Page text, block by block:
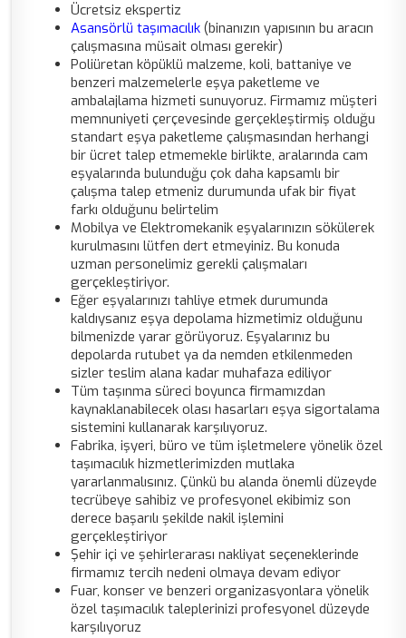
Ücretsiz ekspertiz
Asansörlü taşımacılık(binanızın yapısının bu aracın
çalışmasına müsait olması gerekir)
Poliüretan köpüklü malzeme, koli, battaniye ve
benzeri malzemelerle eşya paketleme ve
ambalajlama hizmeti sunuyoruz. Firmamız müşteri
memnuniyeti çerçevesinde gerçekleştirmiş olduğu
standart eşya paketleme çalışmasından herhangi
bir ücret talep etmemekle birlikte, aralarında cam
eşyalarında bulunduğu çok daha kapsamlı bir
çalışma talep etmeniz durumunda ufak bir fiyat
farkı olduğunu belirtelim
Mobilya ve Elektromekanik eşyalarınızın sökülerek
kurulmasını lütfen dert etmeyiniz. Bu konuda
uzman personelimiz gerekli çalışmaları
gerçekleştiriyor.
Eğer eşyalarınızı tahliye etmek durumunda
kaldıysanız eşya depolama hizmetimiz olduğunu
bilmenizde yarar görüyoruz. Eşyalarınız bu
depolarda rutubet ya da nemden etkilenmeden
sizler teslim alana kadar muhafaza ediliyor
Tüm taşınma süreci boyunca firmamızdan
kaynaklanabilecek olası hasarları eşya sigortalama
sistemini kullanarak karşılıyoruz.
Fabrika, işyeri, büro ve tüm işletmelere yönelik özel
taşımacılık hizmetlerimizden mutlaka
yararlanmalısınız. Çünkü bu alanda önemli düzeyde
tecrübeye sahibiz ve profesyonel ekibimiz son
derece başarılı şekilde nakil işlemini
gerçekleştiriyor
Şehir içi ve şehirlerarası nakliyat seçeneklerinde
firmamız tercih nedeni olmaya devam ediyor
Fuar, konser ve benzeri organizasyonlara yönelik
özel taşımacılık taleplerinizi profesyonel düzeyde
karşılıyoruz